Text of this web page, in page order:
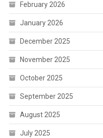
February 2026
January 2026
December 2025
November 2025
October 2025
September 2025
August 2025
July 2025